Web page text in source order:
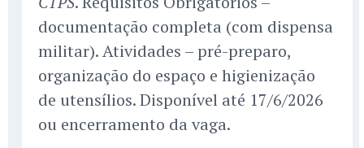
documentação completa (com dispensa
militar). Atividades – pré-preparo,
organização do espaço e higienização
de utensílios. Disponível até 17/6/2026
ou encerramento da vaga.